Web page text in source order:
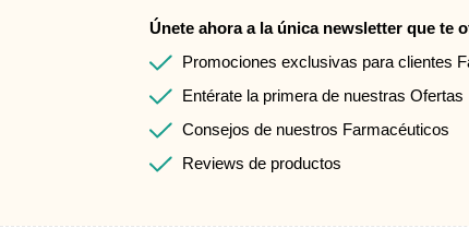
Únete ahora a la única newsletter que te
Promociones exclusivas para clientes
Entérate la primera de nuestras Ofertas
Consejos de nuestros Farmacéuticos
Reviews de productos